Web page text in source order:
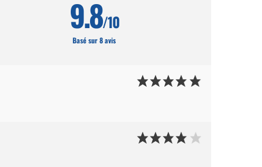
9.8/10
Basé sur 8 avis